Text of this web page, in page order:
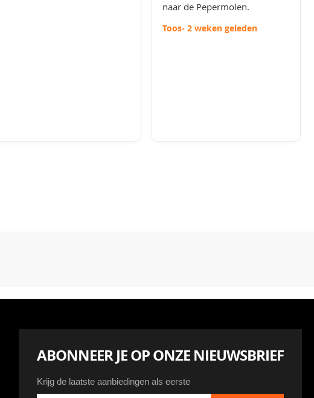
naar de Pepermolen.
Toos- 2 weken geleden
ABONNEER JE OP ONZE NIEUWSBRIEF
Krijg de laatste aanbiedingen als eerste